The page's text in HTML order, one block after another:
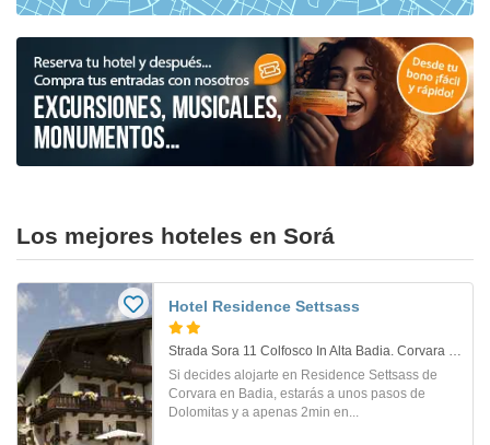
Los mejores hoteles en Sorá
Hotel Residence Settsass
Strada Sora 11 Colfosco In Alta Badia. Corvara In Badia
Si decides alojarte en Residence Settsass de
Corvara en Badia, estarás a unos pasos de
Dolomitas y a apenas 2min en...